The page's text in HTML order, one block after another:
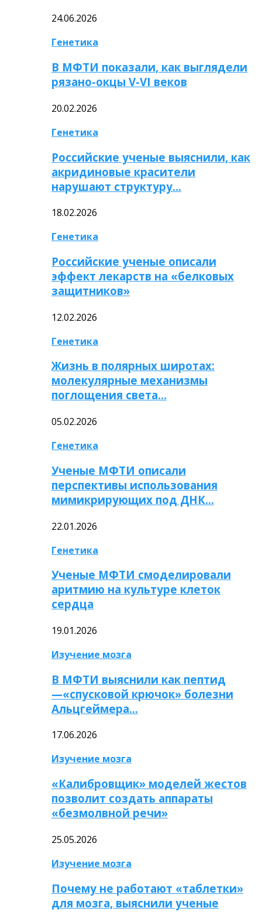
24.06.2026
Генетика
В МФТИ показали, как выглядели
рязано-окцы V-VI веков
20.02.2026
Генетика
Российские ученые выяснили, как
акридиновые красители
нарушают структуру…
18.02.2026
Генетика
Российские ученые описали
эффект лекарств на «белковых
защитников»
12.02.2026
Генетика
Жизнь в полярных широтах:
молекулярные механизмы
поглощения света…
05.02.2026
Генетика
Ученые МФТИ описали
перспективы использования
мимикрирующих под ДНК…
22.01.2026
Генетика
Ученые МФТИ смоделировали
аритмию на культуре клеток
сердца
19.01.2026
Изучение мозга
В МФТИ выяснили как пептид
—«спусковой крючок» болезни
Альцгеймера…
17.06.2026
Изучение мозга
«Калибровщик» моделей жестов
позволит создать аппараты
«безмолвной речи»
25.05.2026
Изучение мозга
Почему не работают «таблетки»
для мозга, выяснили ученые